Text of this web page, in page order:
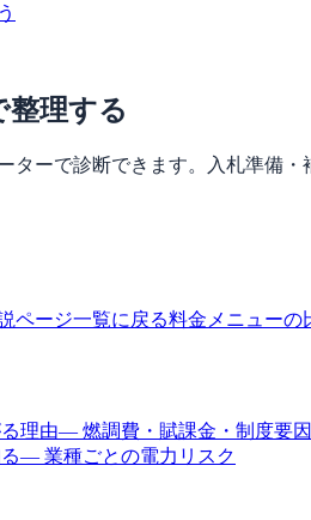
整理する
ーで診断できます。入札準備
ページ一覧に戻る料金メニューの
理由— 燃調費・賦課金・制度要因
— 業種ごとの電力リスク